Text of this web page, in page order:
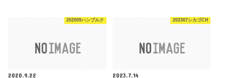
202009ハンブルク
2020.9.22
202307シカゴCH
2023.7.14